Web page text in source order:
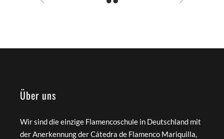
Über uns
Wir sind die einzige Flamencoschule in Deutschland mit
der Anerkennung der Cátedra de Flamenco Mariquilla,